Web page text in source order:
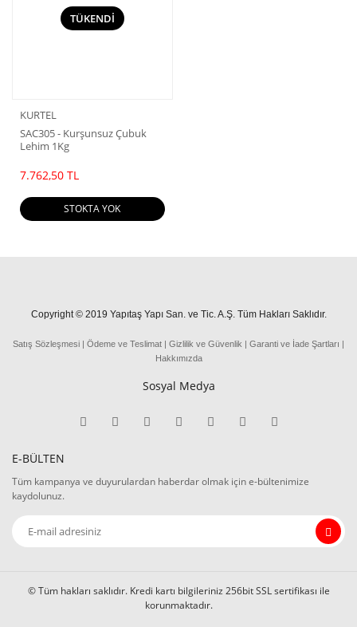
TÜKENDİ
KURTEL
SAC305 - Kurşunsuz Çubuk
Lehim 1Kg
7.762,50 TL
STOKTA YOK
Copyright © 2019 Yapıtaş Yapı San. ve Tic. A.Ş. Tüm Hakları Saklıdır.
Satış Sözleşmesi | Ödeme ve Teslimat | Gizlilik ve Güvenlik | Garanti ve İade Şartları |
Hakkımızda
Sosyal Medya
E-BÜLTEN
Tüm kampanya ve duyurulardan haberdar olmak için e-bültenimize
kaydolunuz.
© Tüm hakları saklıdır. Kredi kartı bilgileriniz 256bit SSL sertifikası ile
korunmaktadır.